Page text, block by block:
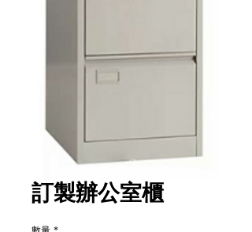
訂製辦公室櫃